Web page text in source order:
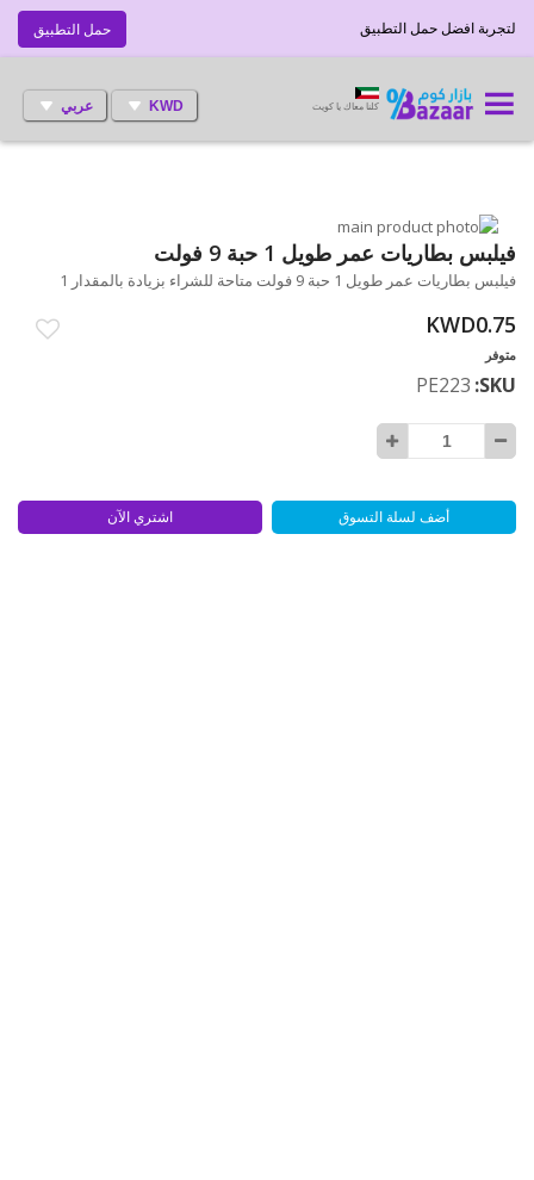
حمل التطبيق لتجربة افضل حمل التطبيق
KWD عربي كلنا معاك يا كويت
انتقل
إلى
النهاية
معرض
الصور
تخطي
بداية
معرض
فيلبس بطاريات عمر طويل 1 حبة 9 فولت
فيلبس بطاريات عمر طويل 1 حبة 9 فولت متاحة للشراء بزيادة بالمقدار 1
KWD0.75
متوفر
SKU
PE223
أضف لسلة التسوق اشتري الآن